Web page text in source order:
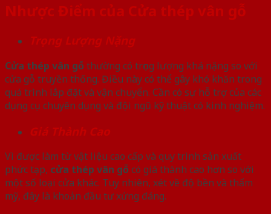
Nhược Điểm của Cửa thép vân gỗ
Trọng Lượng Nặng
Cửa thép vân gỗ thường có trọng lượng khá nặng so với
cửa gỗ truyền thống. Điều này có thể gây khó khăn trong
quá trình lắp đặt và vận chuyển. Cần có sự hỗ trợ của các
dụng cụ chuyên dụng và đội ngũ kỹ thuật có kinh nghiệm.
Giá Thành Cao
Vì được làm từ vật liệu cao cấp và quy trình sản xuất
phức tạp, cửa thép vân gỗ có giá thành cao hơn so với
một số loại cửa khác. Tuy nhiên, xét về độ bền và thẩm
mỹ, đây là khoản đầu tư xứng đáng.